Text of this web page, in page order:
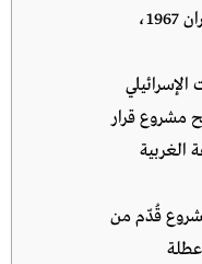
السيادة على خطوط الرابع من يونيو/حزيران 1967،
مشروع قرار
الغربية
أن المشروع قُدّم من